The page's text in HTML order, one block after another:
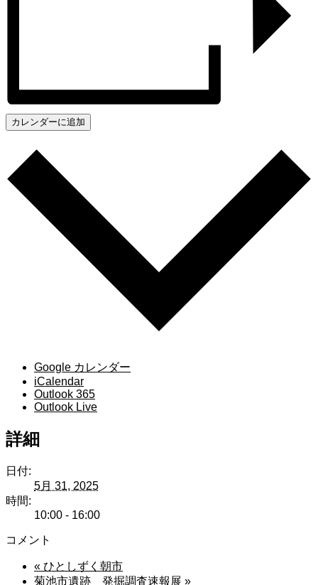
カレンダーに追加
Google カレンダー
iCalendar
Outlook 365
Outlook Live
詳細
日付:
5月 31, 2025
時間:
10:00 - 16:00
コメント
« ひとしずく朝市
菊池市遺跡 発掘調査速報展 »